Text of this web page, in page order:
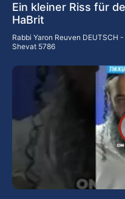
Ein kleiner Riss für
HaBrit
Rabbi Yaron Reuven DEUTSCH
Shevat 5786